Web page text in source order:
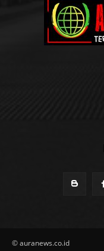
© auranews.co.id